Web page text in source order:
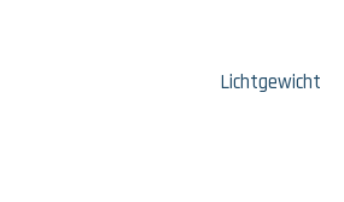
Lichtgewicht